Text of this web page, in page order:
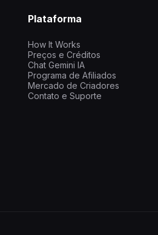
Plataforma
How It Works
Preços e Créditos
Chat Gemini IA
Programa de Afiliados
Mercado de Criadores
Contato e Suporte